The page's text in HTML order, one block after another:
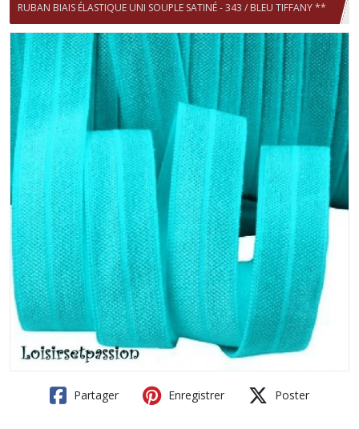
RUBAN BIAIS ÉLASTIQUE UNI SOUPLE SATINÉ - 343 / BLEU TIFFANY **
16 mm ** FOE OEKO-TEX 100 - vendu au mètre
Partager Enregistrer Poster